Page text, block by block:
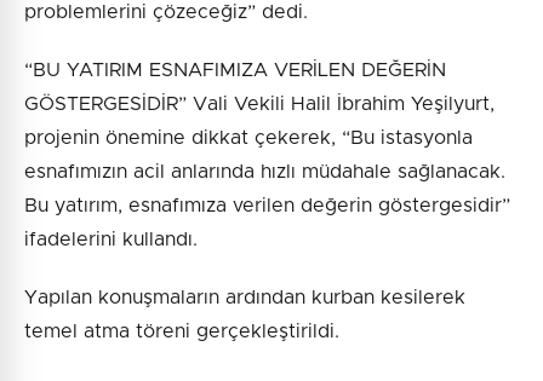
problemlerini çözeceğiz” dedi.
“BU YATIRIM ESNAFIMIZA VERİLEN DEĞERİN
GÖSTERGESİDİR” Vali Vekili Halil İbrahim Yeşilyurt,
projenin önemine dikkat çekerek, “Bu istasyonla
esnafımızın acil anlarında hızlı müdahale sağlanacak.
Bu yatırım, esnafımıza verilen değerin göstergesidir”
ifadelerini kullandı.
Yapılan konuşmaların ardından kurban kesilerek
temel atma töreni gerçekleştirildi.